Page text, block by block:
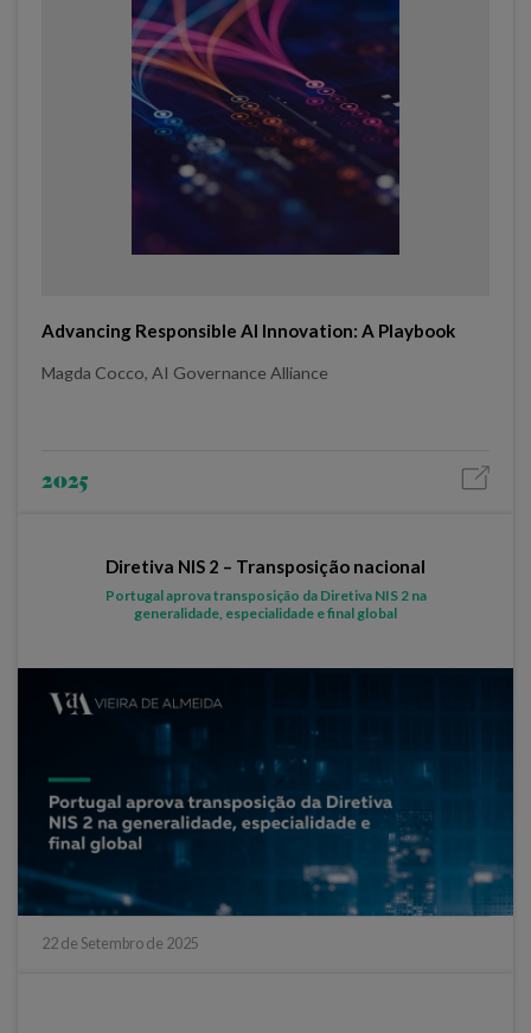
Advancing Responsible AI Innovation: A Playbook
Magda Cocco, AI Governance Alliance
2025
Diretiva NIS 2 – Transposição nacional
Portugal aprova transposição da Diretiva NIS 2 na
generalidade, especialidade e final global
22 de Setembro de 2025